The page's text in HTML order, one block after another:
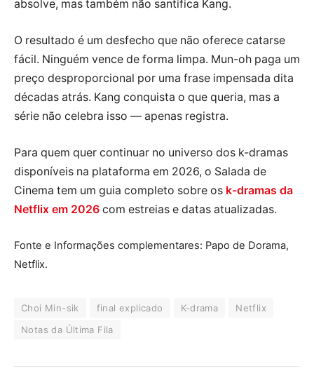
absolve, mas também não santifica Kang.
O resultado é um desfecho que não oferece catarse
fácil. Ninguém vence de forma limpa. Mun-oh paga um
preço desproporcional por uma frase impensada dita
décadas atrás. Kang conquista o que queria, mas a
série não celebra isso — apenas registra.
Para quem quer continuar no universo dos k-dramas
disponíveis na plataforma em 2026, o Salada de
Cinema tem um guia completo sobre os k-dramas da
Netflix em 2026 com estreias e datas atualizadas.
Fonte e Informações complementares: Papo de Dorama,
Netflix.
Choi Min-sik final explicado K-drama
Netflix
Notas da Última Fila